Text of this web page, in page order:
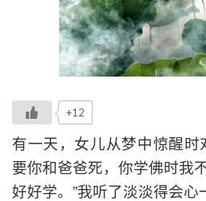
+12
有一天，女儿从梦中惊醒时
要你和爸爸死，你学佛时我
好好学。”我听了淡淡得会心